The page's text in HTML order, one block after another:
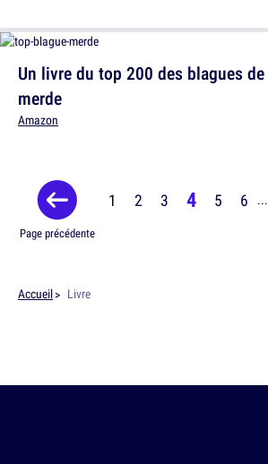
Un livre du top 200 des blagues de
merde
Amazon
Page précédente
1 2 3 4 5 6 ...
Accueil Livre